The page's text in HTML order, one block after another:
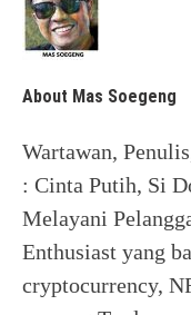
About Mas Soegeng
Wartawan,
: Cinta Putih, Si
Melayani
Enthusiast yang
cryptocurrency,